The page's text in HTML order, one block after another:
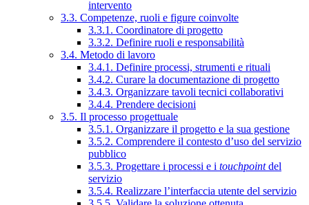
intervento
3.3. Competenze, ruoli e figure coinvolte
3.3.1. Coordinatore di progetto
3.3.2. Definire ruoli e responsabilità
3.4. Metodo di lavoro
3.4.1. Definire processi, strumenti e rituali
3.4.2. Curare la documentazione di progetto
3.4.3. Organizzare tavoli tecnici collaborativi
3.4.4. Prendere decisioni
3.5. Il processo progettuale
3.5.1. Organizzare il progetto e la sua gestione
3.5.2. Comprendere il contesto d’uso del servizio
pubblico
3.5.3. Progettare i processi e i touchpointdel
servizio
3.5.4. Realizzare l’interfaccia utente del servizio